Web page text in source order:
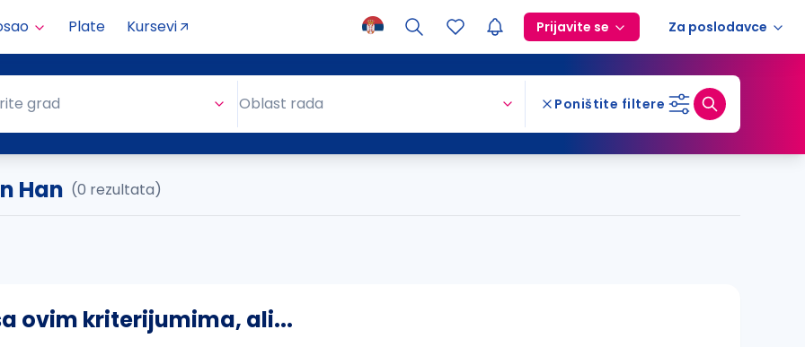
Plate Kursevi Prijavite se Za poslodavce
grad Oblast rada Poništite filtere
Han (0 rezultata)
ovim kriterijumima, ali...